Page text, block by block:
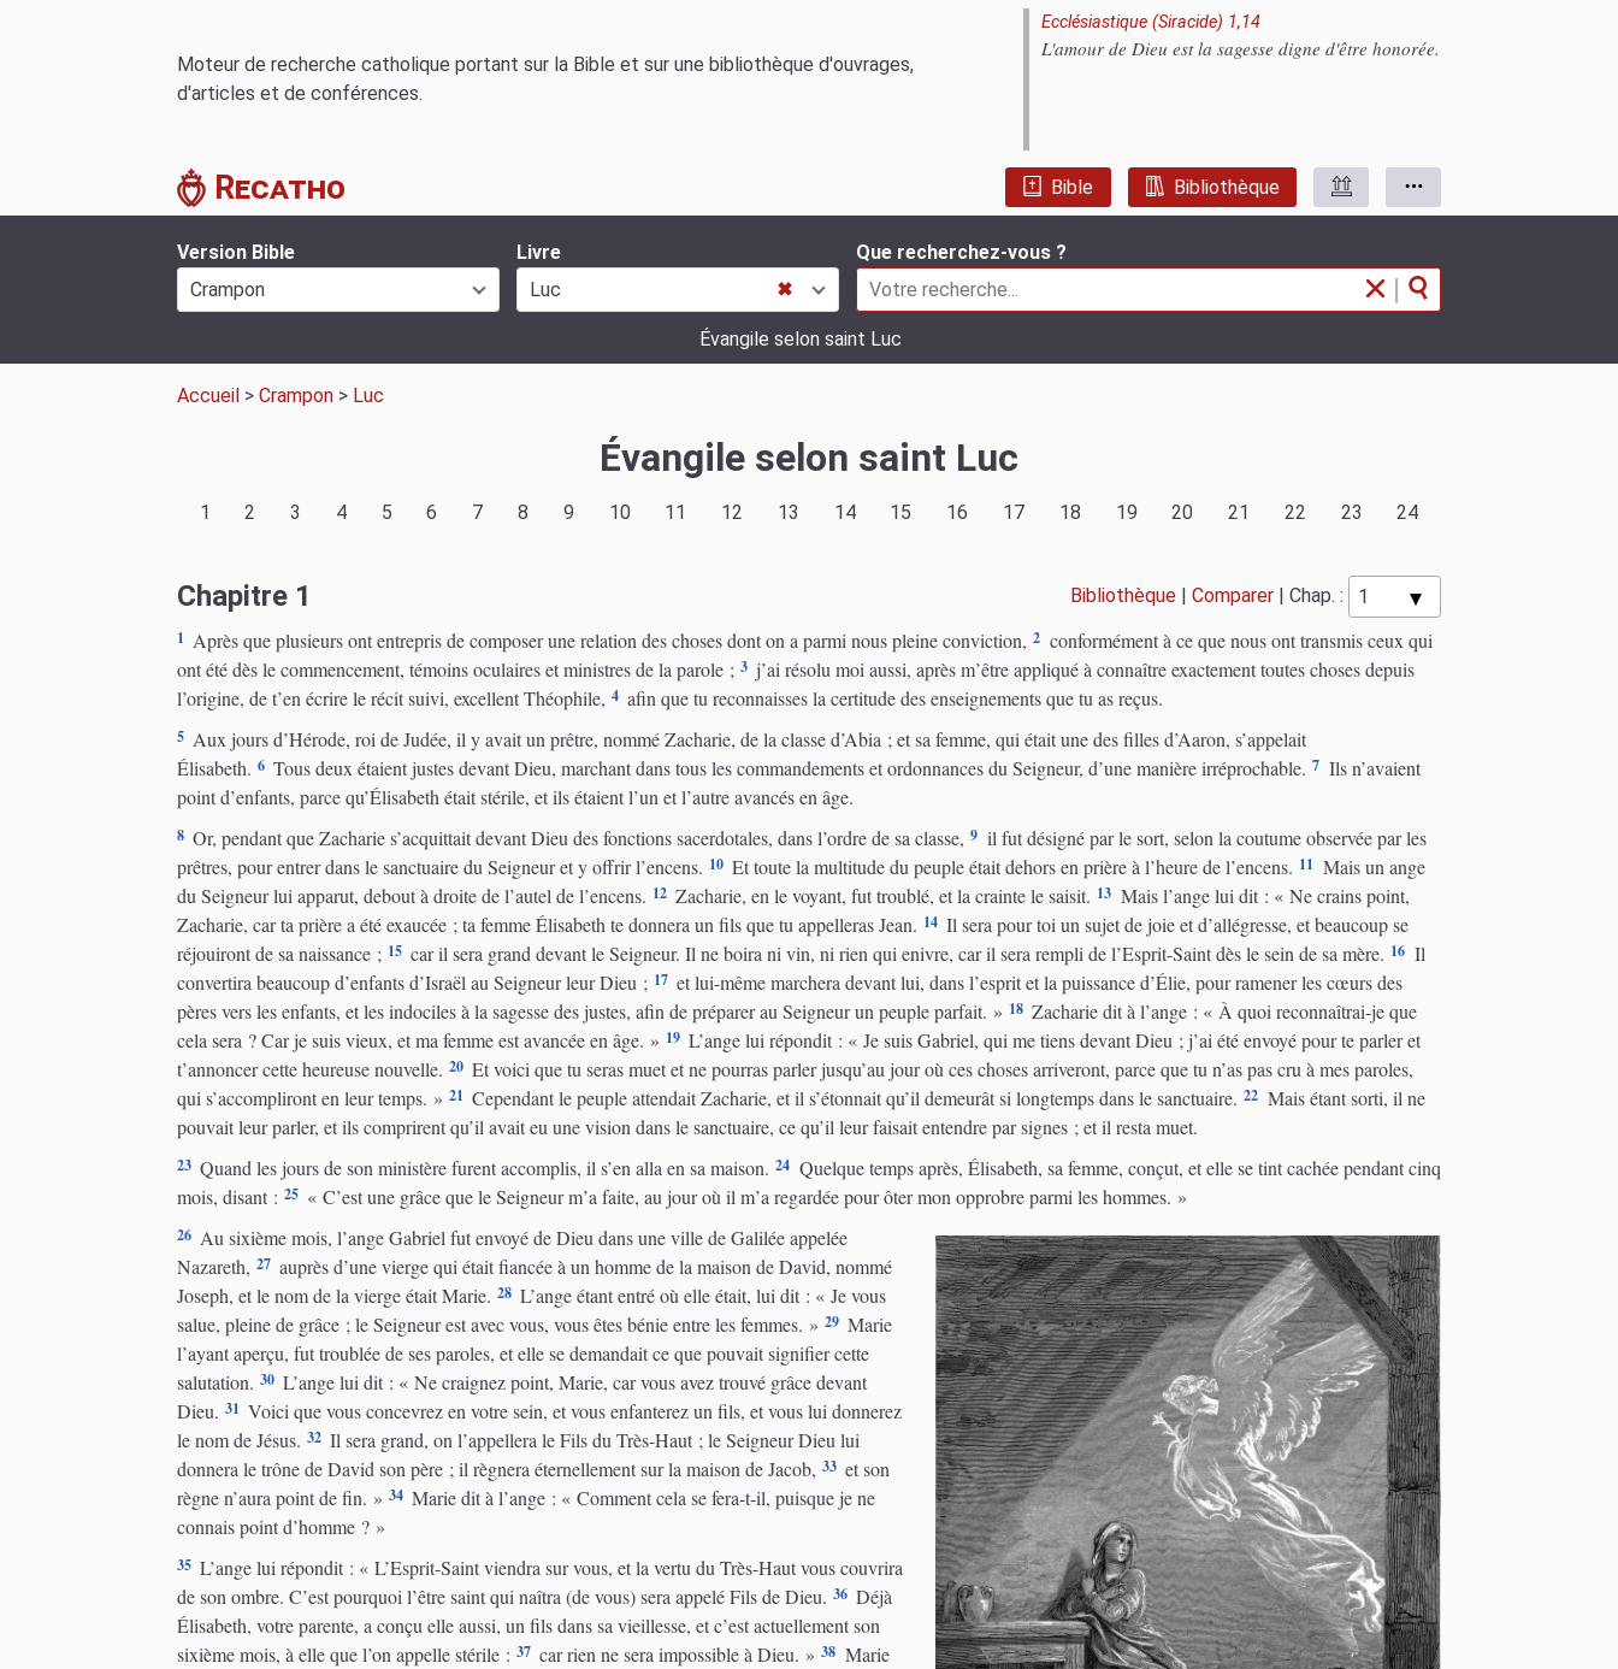
Moteur de recherche catholique portant sur la Bible et sur une bibliothèque d'ouvrages,
d'articles et de conférences.
Ecclésiastique (Siracide) 1,14
L'amour de Dieu est la sagesse digne d'être honorée.
Recatho Bible Bibliothèque
Version Bible
Crampon
Livre
Luc
✖
Que recherchez-vous ?
|
Évangile selon saint Luc
Accueil > Crampon > Luc
Évangile selon saint Luc
1 2 3 4 5 6 7 8 9 10 11 12 13 14 15 16 17 18 19 20 21 22 23 24
Chapitre 1 Bibliothèque Comparer Chap. :
1 Après que plusieurs ont entrepris de composer une relation des choses dont on a parmi nous pleine conviction, 2 conformément à ce que nous ont transmis ceux qui
ont été dès le commencement, témoins oculaires et ministres de la parole ; 3 j’ai résolu moi aussi, après m’être appliqué à connaître exactement toutes choses depuis
l’origine, de t’en écrire le récit suivi, excellent Théophile, 4 afin que tu reconnaisses la certitude des enseignements que tu as reçus.
5 Aux jours d’Hérode, roi de Judée, il y avait un prêtre, nommé Zacharie, de la classe d’Abia ; et sa femme, qui était une des filles d’Aaron, s’appelait
Élisabeth. 6 Tous deux étaient justes devant Dieu, marchant dans tous les commandements et ordonnances du Seigneur, d’une manière irréprochable. 7 Ils n’avaient
point d’enfants, parce qu’Élisabeth était stérile, et ils étaient l’un et l’autre avancés en âge.
8 Or, pendant que Zacharie s’acquittait devant Dieu des fonctions sacerdotales, dans l’ordre de sa classe, 9 il fut désigné par le sort, selon la coutume observée par les
prêtres, pour entrer dans le sanctuaire du Seigneur et y offrir l’encens. 10 Et toute la multitude du peuple était dehors en prière à l’heure de l’encens. 11 Mais un ange
du Seigneur lui apparut, debout à droite de l’autel de l’encens. 12 Zacharie, en le voyant, fut troublé, et la crainte le saisit. 13 Mais l’ange lui dit : « Ne crains point,
Zacharie, car ta prière a été exaucée ; ta femme Élisabeth te donnera un fils que tu appelleras Jean. 14 Il sera pour toi un sujet de joie et d’allégresse, et beaucoup se
réjouiront de sa naissance ; 15 car il sera grand devant le Seigneur. Il ne boira ni vin, ni rien qui enivre, car il sera rempli de l’Esprit-Saint dès le sein de sa mère. 16 Il
convertira beaucoup d’enfants d’Israël au Seigneur leur Dieu ; 17 et lui-même marchera devant lui, dans l’esprit et la puissance d’Élie, pour ramener les cœurs des
pères vers les enfants, et les indociles à la sagesse des justes, afin de préparer au Seigneur un peuple parfait. » 18 Zacharie dit à l’ange : « À quoi reconnaîtrai-je que
cela sera ? Car je suis vieux, et ma femme est avancée en âge. » 19 L’ange lui répondit : « Je suis Gabriel, qui me tiens devant Dieu ; j’ai été envoyé pour te parler et
t’annoncer cette heureuse nouvelle. 20 Et voici que tu seras muet et ne pourras parler jusqu’au jour où ces choses arriveront, parce que tu n’as pas cru à mes paroles,
qui s’accompliront en leur temps. » 21 Cependant le peuple attendait Zacharie, et il s’étonnait qu’il demeurât si longtemps dans le sanctuaire. 22 Mais étant sorti, il ne
pouvait leur parler, et ils comprirent qu’il avait eu une vision dans le sanctuaire, ce qu’il leur faisait entendre par signes ; et il resta muet.
23 Quand les jours de son ministère furent accomplis, il s’en alla en sa maison. 24 Quelque temps après, Élisabeth, sa femme, conçut, et elle se tint cachée pendant cinq
mois, disant : 25 « C’est une grâce que le Seigneur m’a faite, au jour où il m’a regardée pour ôter mon opprobre parmi les hommes. »
26 Au sixième mois, l’ange Gabriel fut envoyé de Dieu dans une ville de Galilée appelée
Nazareth, 27 auprès d’une vierge qui était fiancée à un homme de la maison de David, nommé
Joseph, et le nom de la vierge était Marie. 28 L’ange étant entré où elle était, lui dit : « Je vous
salue, pleine de grâce ; le Seigneur est avec vous, vous êtes bénie entre les femmes. » 29 Marie
l’ayant aperçu, fut troublée de ses paroles, et elle se demandait ce que pouvait signifier cette
salutation. 30 L’ange lui dit : « Ne craignez point, Marie, car vous avez trouvé grâce devant
Dieu. 31 Voici que vous concevrez en votre sein, et vous enfanterez un fils, et vous lui donnerez
le nom de Jésus. 32 Il sera grand, on l’appellera le Fils du Très-Haut ; le Seigneur Dieu lui
donnera le trône de David son père ; il règnera éternellement sur la maison de Jacob, 33 et son
règne n’aura point de fin. » 34 Marie dit à l’ange : « Comment cela se fera-t-il, puisque je ne
connais point d’homme ? »
35 L’ange lui répondit : « L’Esprit-Saint viendra sur vous, et la vertu du Très-Haut vous couvrira
de son ombre. C’est pourquoi l’être saint qui naîtra (de vous) sera appelé Fils de Dieu. 36 Déjà
Élisabeth, votre parente, a conçu elle aussi, un fils dans sa vieillesse, et c’est actuellement son
sixième mois, à elle que l’on appelle stérile : 37 car rien ne sera impossible à Dieu. » 38 Marie